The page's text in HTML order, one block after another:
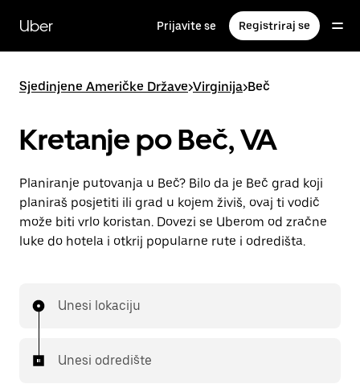
glavni
sadržaj
Uber Prijavite se Registriraj se
Sjedinjene Američke Države>Virginija>Beč
Kretanje po Beč, VA
Planiranje putovanja u Beč? Bilo da je Beč grad koji
planiraš posjetiti ili grad u kojem živiš, ovaj ti vodič
može biti vrlo koristan. Dovezi se Uberom od zračne
luke do hotela i otkrij popularne rute i odredišta.
Unesi lokaciju
Unesi odredište